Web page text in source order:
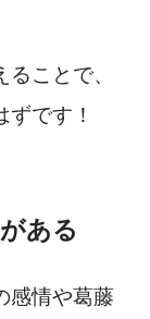
ことで、
です！
ある
感情や葛藤